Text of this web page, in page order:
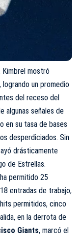
Kimbrel mostró
un promedio
del receso del
algunas señales de
en su tasa de bases
desperdiciados. Sin
drásticamente
de Estrellas.
permitido 25
entradas de trabajo,
permitidos, cinco
en la derrota de
Giants, marcó el